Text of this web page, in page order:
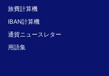
旅費計算機
IBAN計算機
通貨ニュースレター
用語集